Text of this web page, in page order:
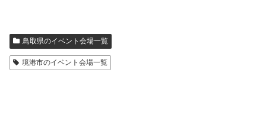
鳥取県のイベント会場一覧
境港市のイベント会場一覧